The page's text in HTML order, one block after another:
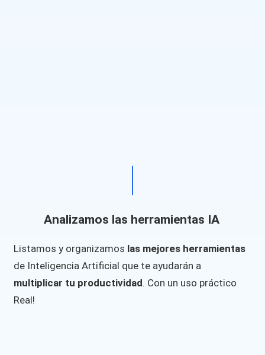
Analizamos las herramientas IA
Listamos y organizamos las mejores herramientas
de Inteligencia Artificial que te ayudarán a
multiplicar tu productividad. Con un uso práctico
Real!